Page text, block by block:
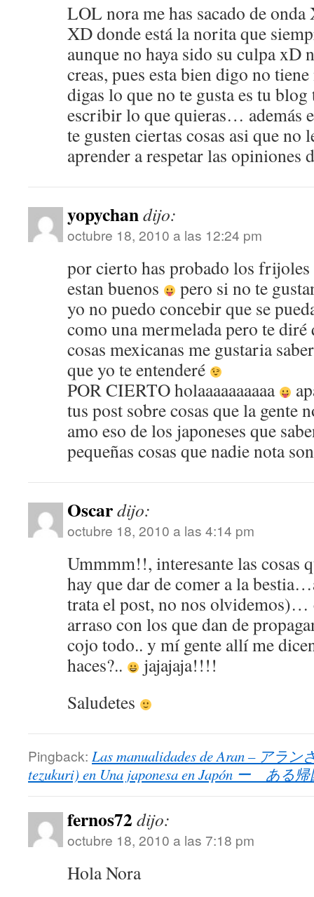
LOL nora me has sacado de
XD donde está la norita que
aunque no haya sido su culpa xD
creas, pues esta bien digo no
digas lo que no te gusta es tu blog
escribir lo que quieras… además
te gusten ciertas cosas asi que no
aprender a respetar las opiniones
yopychandijo:
octubre 18, 2010 a las 12:24 pm
por cierto has probado los
estan buenos
pero si no te
yo no puedo concebir que se
como una mermelada pero te diré
cosas mexicanas me gustaria
que yo te entenderé
POR CIERTO holaaaaaaaaaa
tus post sobre cosas que la gente
amo eso de los japoneses que
pequeñas cosas que nadie nota
Oscardijo:
octubre 18, 2010 a las 4:14 pm
Ummmm!!, interesante las cosas
hay que dar de comer a la
trata el post, no nos olvidemos)…
arraso con los que dan de
cojo todo.. y mí gente allí me
haces?..
jajajaja!!!!
Saludetes
Pingback: Las manualidades de Aran – アラ
tezukuri) en Una japonesa en Japón ー ある
fernos72 dijo:
octubre 18, 2010 a las 7:18 pm
Hola Nora